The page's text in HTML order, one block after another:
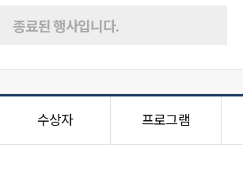
종료된 행사입니다.
수상자 프로그램